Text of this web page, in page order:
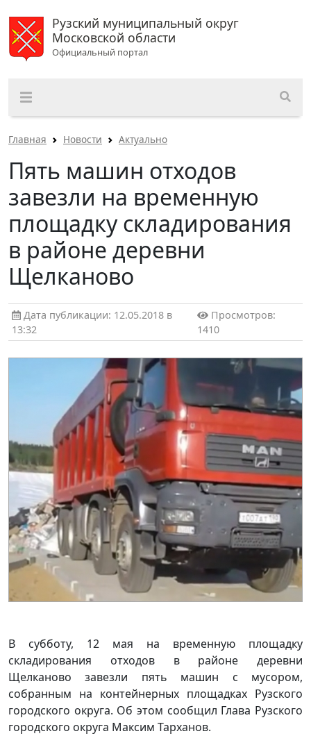
Рузский муниципальный округ
Московской области
Официальный портал
Главная Новости Актуально
Пять машин отходов
завезли на временную
площадку складирования
в районе деревни
Щелканово
Дата публикации: 12.05.2018 в
13:32
Просмотров:
1410
В субботу, 12 мая на временную площадку
складирования отходов в районе деревни
Щелканово завезли пять машин с мусором,
собранным на контейнерных площадках Рузского
городского округа. Об этом сообщил Глава Рузского
городского округа Максим Тарханов.